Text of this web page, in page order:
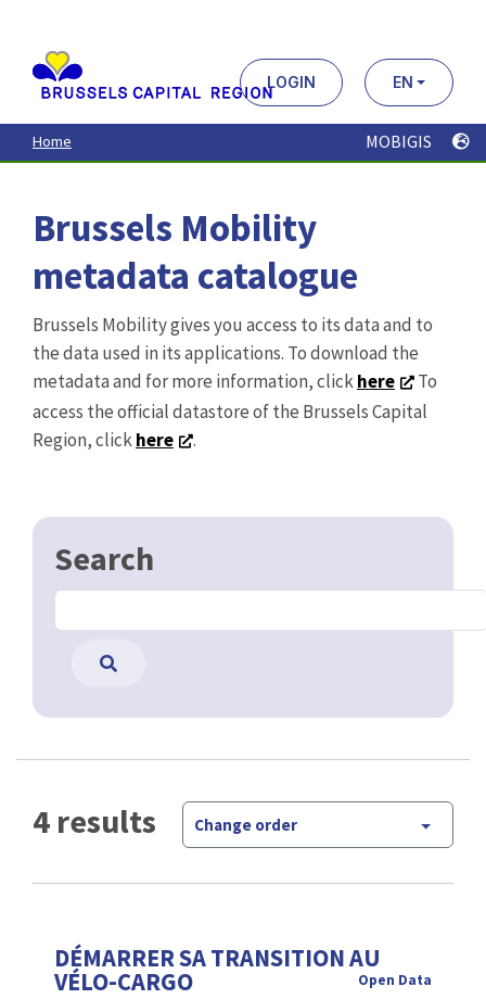
contenu
principal
LOGIN EN
Home MOBIGIS
Brussels Mobility
metadata catalogue
Brussels Mobility gives you access to its data and to
the data used in its applications. To download the
metadata and for more information, clickhere
To
access the official datastore of the Brussels Capital
Region, clickhere .
Search
4 results Change order
DÉMARRER SA TRANSITION AU
VÉLO-CARGO Open Data